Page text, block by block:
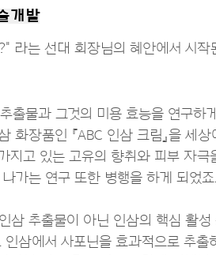
개발
라는 선대 회장님의 혜안에서 시
출물과 그것의 미용 효능을 연구하
화장품인 『ABC 인삼 크림』을 세
지고 있는 고유의 향취와 피부 자극
가는 연구 또한 병행을 하게 되었죠.
삼 추출물이 아닌 인삼의 핵심 활
인삼에서 사포닌을 효과적으로 추